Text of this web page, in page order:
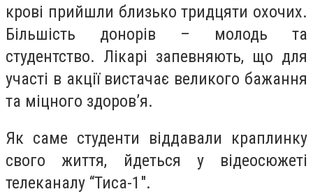
крові прийшли близько тридцяти охочих.
Більшість донорів – молодь та
студентство. Лікарі запевняють, що для
участі в акції вистачає великого бажання
та міцного здоров’я.
Як саме студенти віддавали краплинку
свого життя, йдеться у відеосюжеті
телеканалу “Тиса-1″.